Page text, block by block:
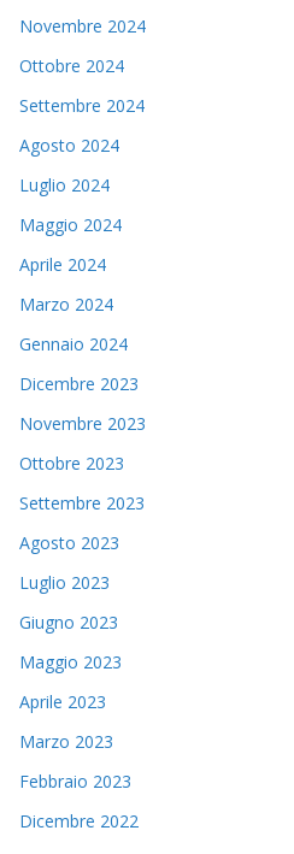
Novembre 2024
Ottobre 2024
Settembre 2024
Agosto 2024
Luglio 2024
Maggio 2024
Aprile 2024
Marzo 2024
Gennaio 2024
Dicembre 2023
Novembre 2023
Ottobre 2023
Settembre 2023
Agosto 2023
Luglio 2023
Giugno 2023
Maggio 2023
Aprile 2023
Marzo 2023
Febbraio 2023
Dicembre 2022